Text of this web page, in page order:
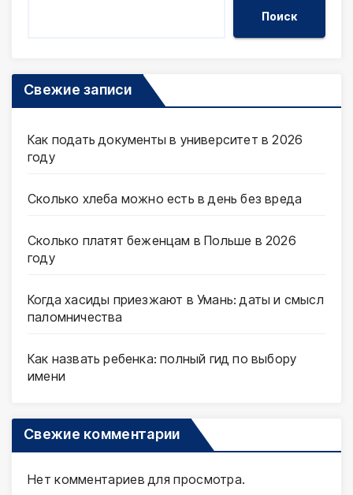
Поиск
Свежие записи
Как подать документы в университет в 2026
году
Сколько хлеба можно есть в день без вреда
Сколько платят беженцам в Польше в 2026
году
Когда хасиды приезжают в Умань: даты и смысл
паломничества
Как назвать ребенка: полный гид по выбору
имени
Свежие комментарии
Нет комментариев для просмотра.